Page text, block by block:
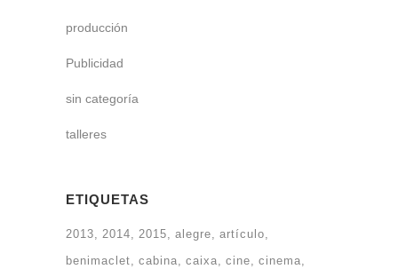
producción
Publicidad
sin categoría
talleres
ETIQUETAS
2013 2014 2015 alegre
artículo
benimaclet
cabina caixa cine
cinema